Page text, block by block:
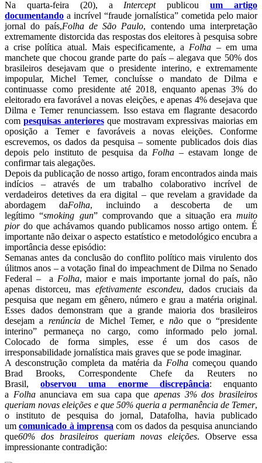
Na quarta-feira (20), a Interceptpublicouum artigo
documentando a incrível “fraude jornalística” cometida pelo maior
jornal do país,Folha de São Paulo, contendo uma interpretação
extremamente distorcida das respostas dos eleitores à pesquisa sobre
a crise política atual. Mais especificamente, a Folha – em uma
manchete que chocou grande parte do país – alegava que 50% dos
brasileiros desejavam que o presidente interino, e extremamente
impopular, Michel Temer, concluísse o mandato de Dilma e
continuasse como presidente até 2018, enquanto apenas 3% do
eleitorado era favorável a novas eleições, e apenas 4% desejava que
Dilma e Temer renunciassem. Isso estava em flagrante desacordo
compesquisas anterioresque mostravam expressivas maiorias em
oposição a Temer e favoráveis a novas eleições. Conforme
escrevemos, os dados da pesquisa – somente publicados dois dias
depois pelo instituto de pesquisa da Folha– estavam longe de
confirmar tais alegações.
Depois da publicação de nosso artigo, foram encontrados ainda mais
indícios – através de um trabalho colaborativo incrível de
verdadeiros detetives da era digital – que revelam a gravidade da
abordagem daFolha, incluindo a descoberta de um
legítimo “smoking gun” comprovando que a situação era muito
piordo que achávamos quando publicamos nosso artigo ontem. É
importante não deixar o aspecto estatístico e metodológico encubra a
importância desse episódio:
Semanas antes da conclusão do conflito político mais virulento dos
úlitmos anos – a votação final do impeachment de Dilma no Senado
Federal – a Folha, maior e mais importante jornal do país, não
apenas distorceu, masefetivamente escondeu, dados cruciais da
pesquisa que negam em gênero, número e grau a matéria original.
Esses dados demonstram que a grande maioria dos brasileiros
desejam a renúnciade Michel Temer, e nãoque o “presidente
interino” permaneça no cargo, como informado pelo jornal.
Colocado de forma simples, esse é um dos casos de
irresponsabilidade jornalística mais graves que se pode imaginar.
A desconstrução completa da matéria da Folhacomeçou quando
Brad Brooks, Correspondente Chefe da Reuters no
Brasil,observou uma enorme discrepância: enquanto
a Folhaanunciava em sua capa que apenas 3% dos brasileiros
queriam novas eleições e que 50% queria a permanência de Temer,
o instituto de pesquisa do jornal, Datafolha, havia publicado
umcomunicado à imprensa com os dados da pesquisa anunciando
que60% dos brasileiros queriam novas eleições. Observe essa
impressionante contradição: